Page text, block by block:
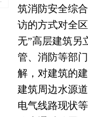
筑消防安全综
访的方式对全
无”高层建筑另
管、消防等部
解，对建筑的
建筑周边水源
电气线路现状